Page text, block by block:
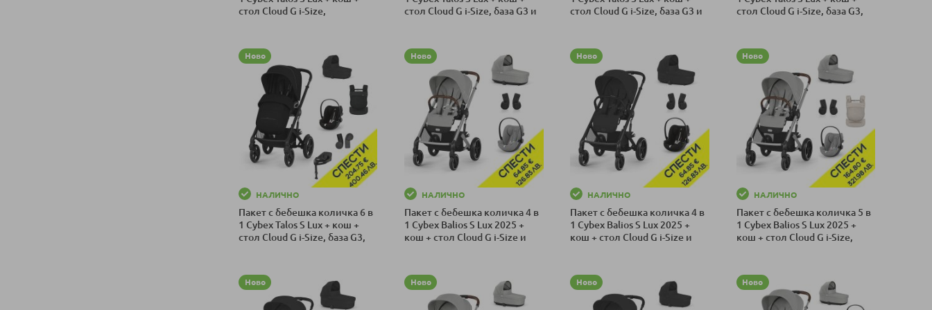
стол Cloud G i-Size,
№195
стол Cloud G i-Size, база G3 и
стол Cloud G i-Size, база G3 и
стол Cloud G i-Size, база G3,
№192
Ново
НАЛИЧНО
Пакет с бебешка количка 6 в
1 Cybex Talos S Lux + кош +
стол Cloud G i-Size, база G3,
№191
Ново
НАЛИЧНО
Пакет с бебешка количка 4 в
1 Cybex Balios S Lux 2025 +
кош + стол Cloud G i-Size и
Ново
НАЛИЧНО
Пакет с бебешка количка 4 в
1 Cybex Balios S Lux 2025 +
кош + стол Cloud G i-Size и
Ново
НАЛИЧНО
Пакет с бебешка количка 5 в
1 Cybex Balios S Lux 2025 +
кош + стол Cloud G i-Size,
отстъпка №188
Ново Ново Ново Ново